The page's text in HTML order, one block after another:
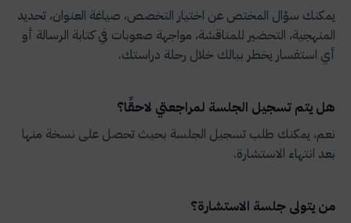
يمكنك سؤال المختص عن اختيار التخصص، صياغة العنوان، تحديد
المنهجية، التحضير للمناقشة، مواجهة صعوبات في كتابة الرسالة أو
أي استفسار يخطر ببالك خلال رحلة دراستك.
هل يتم تسجيل الجلسة لمراجعتي لاحقًا؟
نعم، يمكنك طلب تسجيل الجلسة بحيث تحصل على نسخة منها
بعد انتهاء الاستشارة.
من يتولى جلسة الاستشارة؟